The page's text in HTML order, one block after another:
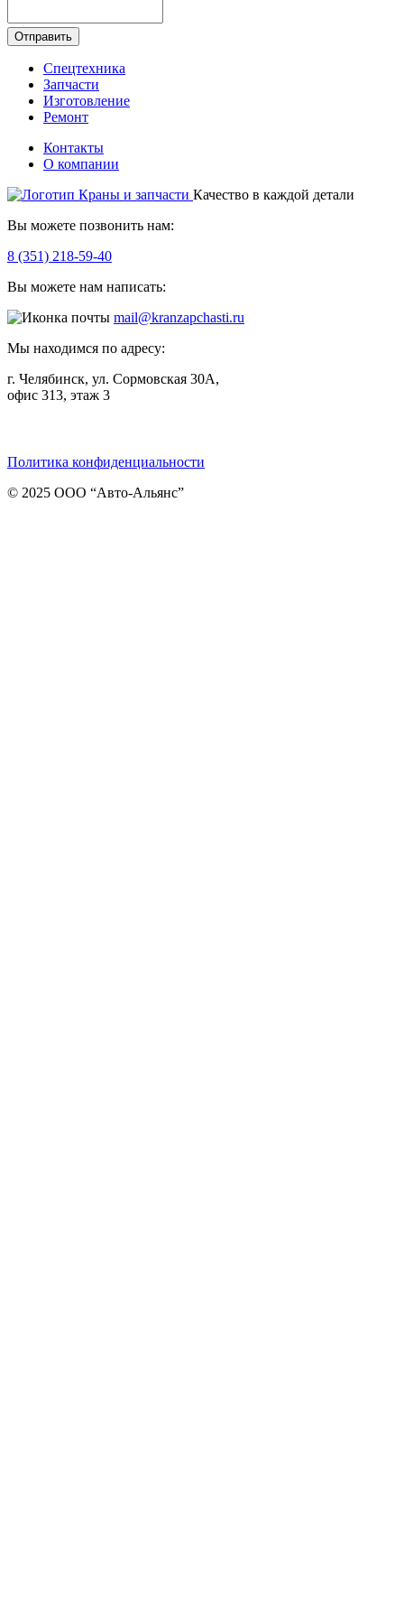
Отправить
Спецтехника
Запчасти
Изготовление
Ремонт
Контакты
О компании
Качество в каждой детали
Вы можете позвонить нам:
8 (351) 218-59-40
Вы можете нам написать:
mail@kranzapchasti.ru
Мы находимся по адресу:
г. Челябинск, ул. Сормовская 30А,
офис 313, этаж 3
Политика конфиденциальности
© 2025 ООО “Авто-Альянс”